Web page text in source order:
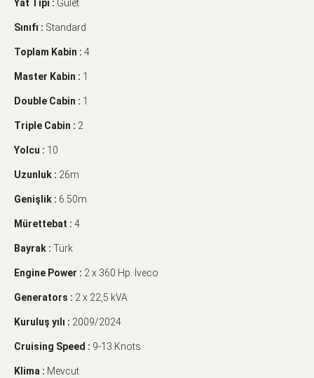
Yat Tipi : Gulet
Sınıfı : Standard
Toplam Kabin : 4
Master Kabin : 1
Double Cabin : 1
Triple Cabin : 2
Yolcu : 10
Uzunluk : 26m
Genişlik : 6.50m
Mürettebat : 4
Bayrak : Türk
Engine Power : 2 x 360 Hp. İveco
Generators : 2 x 22,5 kVA
Kuruluş yılı : 2009/2024
Cruising Speed : 9-13 Knots
Klima : Mevcut